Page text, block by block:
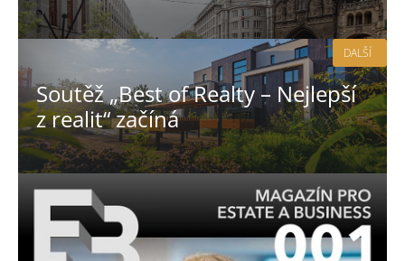
Soutěž „Best of Realty – Nejlepší
z realit“ začíná
DALŠÍ